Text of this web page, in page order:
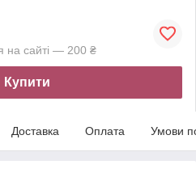
на сайті — 200 ₴
Купити
Доставка Оплата Умови